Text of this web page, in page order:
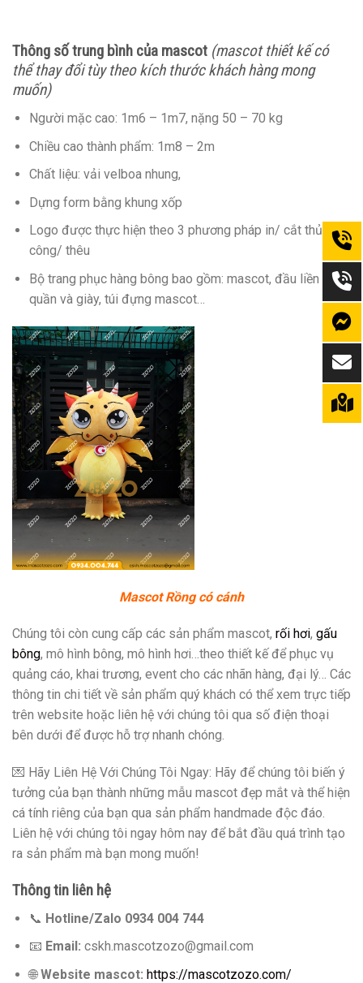
Thông số trung bình của mascot (mascot thiết kếcó
thể thay đổi tùy theo kích thước khách hàng mong
muốn)
Người mặc cao: 1m6 – 1m7, nặng 50 – 70 kg
Chiều cao thành phẩm: 1m8 – 2m
Chất liệu: vải velboa nhung,
Dựng form bằng khung xốp
Logo được thực hiện theo 3 phương pháp in/ cắt thủ
công/ thêu
Bộ trang phục hàng bông bao gồm: mascot, đầu liền thân,
quần và giày, túi đựng mascot…
Mascot Rồng có cánh
Chúng tôi còn cung cấp các sản phẩm mascot, rối hơi, gấu
bông, mô hình bông, mô hình hơi…theo thiết kế để phục vụ
quảng cáo, khai trương, event cho các nhãn hàng, đại lý… Các
thông tin chi tiết về sản phẩm quý khách có thể xem trực tiếp
trên website hoặc liên hệ với chúng tôi qua số điện thoại
bên dưới để được hỗ trợ nhanh chóng.
💌 Hãy Liên Hệ Với Chúng Tôi Ngay: Hãy để chúng tôi biến ý
tưởng của bạn thành những mẫu mascot đẹp mắt và thể hiện
cá tính riêng của bạn qua sản phẩm handmade độc đáo.
Liên hệ với chúng tôi ngay hôm nay để bắt đầu quá trình tạo
ra sản phẩm mà bạn mong muốn!
Thông tin liên hệ
📞 Hotline/Zalo 0934 004 744
📧 Email: cskh.mascotzozo@gmail.com
🌐Website mascot: https://mascotzozo.com/